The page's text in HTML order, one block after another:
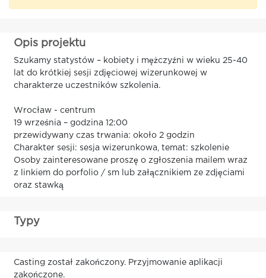
Opis projektu
Szukamy statystów – kobiety i mężczyźni w wieku 25-40
lat do krótkiej sesji zdjęciowej wizerunkowej w
charakterze uczestników szkolenia.
Wrocław - centrum
19 września – godzina 12:00
przewidywany czas trwania: około 2 godzin
Charakter sesji: sesja wizerunkowa, temat: szkolenie
Osoby zainteresowane proszę o zgłoszenia mailem wraz
z linkiem do porfolio / sm lub załącznikiem ze zdjęciami
oraz stawką
Typy
Casting został zakończony. Przyjmowanie aplikacji
zakończone.